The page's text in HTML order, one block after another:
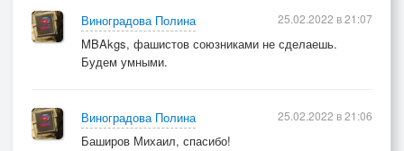
Виноградова Полина
MBAkgs, фашистов союзниками не сделаешь.
Будем умными.
25.02.2022 в 21:07
Виноградова Полина
Баширов Михаил, спасибо!
25.02.2022 в 21:06